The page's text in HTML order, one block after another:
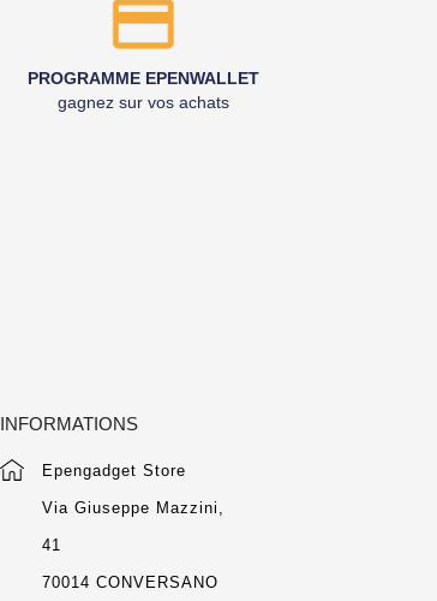
PROGRAMME EPENWALLET
gagnez sur vos achats
INFORMATIONS
Epengadget Store
Via Giuseppe Mazzini,
41
70014 CONVERSANO